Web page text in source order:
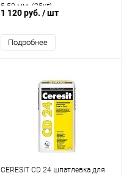
5-50 мм. (25кг)
1 120 руб. / шт
Подробнее
CERESIT CD 24 шпатлевка для